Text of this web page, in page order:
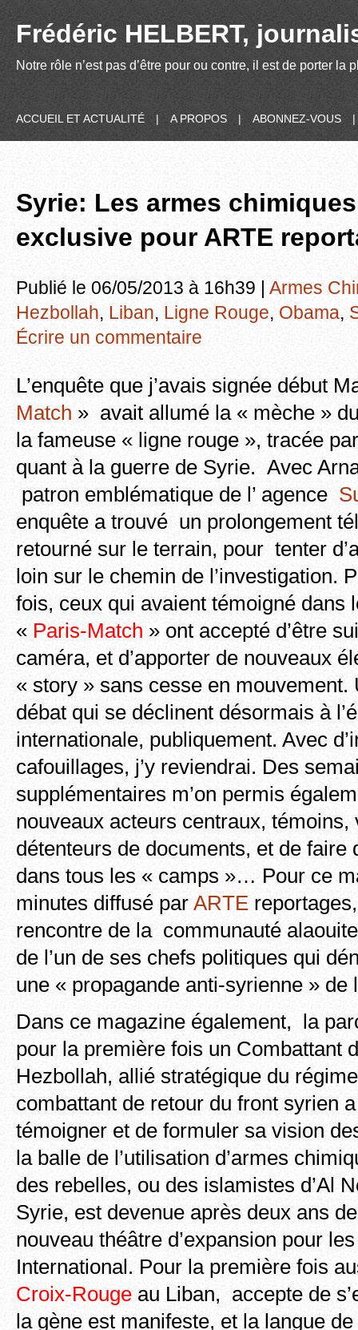
Frédéric HELBERT,
Notre rôle n’est pas d’être pour ou contre, il est de porter
ACCUEIL ET ACTUALITÉ | A PROPOS | ABONNEZ-VOUS |
Syrie: Les armes
exclusive pour ARTE
Publié le 06/05/2013 à 16h39 | Armes
Hezbollah, Liban, Ligne Rouge, Obama,
Écrire un commentaire
L’enquête que j’avais signée début
Match » avait allumé la « mèche »
la fameuse « ligne rouge », tracée
quant à la guerre de Syrie. Avec
patron emblématique de l’ agence
enquête a trouvé un prolongement
retourné sur le terrain, pour tenter
loin sur le chemin de l’investigation.
fois, ceux qui avaient témoigné dans
« Paris-Match » ont accepté d’être
caméra, et d’apporter de nouveaux
« story » sans cesse en mouvement.
débat qui se déclinent désormais à
internationale, publiquement. Avec
cafouillages, j’y reviendrai. Des
supplémentaires m’on permis
nouveaux acteurs centraux, témoins,
détenteurs de documents, et de faire
dans tous les « camps »… Pour ce
minutes diffusé par ARTE
rencontre de la communauté
de l’un de ses chefs politiques qui
une « propagande anti-syrienne » de
Dans ce magazine également, la
pour la première fois un Combattant
Hezbollah, allié stratégique du
combattant de retour du front syrien
témoigner et de formuler sa vision
la balle de l’utilisation d’armes
des rebelles, ou des islamistes d’Al
Syrie, est devenue après deux ans
nouveau théâtre d’expansion pour
International. Pour la première fois
Croix-Rouge au Liban, accepte de
la gène est manifeste, et la langue